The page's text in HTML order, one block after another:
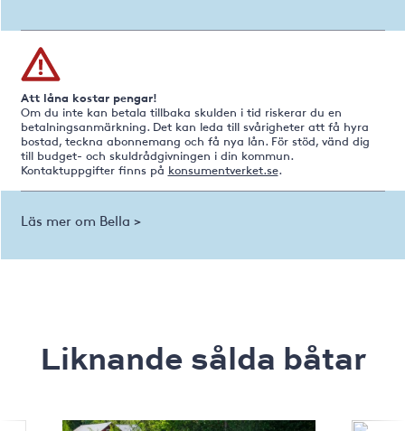
Att låna kostar pengar!
Om du inte kan betala tillbaka skulden i tid riskerar du en
betalningsanmärkning. Det kan leda till svårigheter att få hyra
bostad, teckna abonnemang och få nya lån. För stöd, vänd dig
till budget- och skuldrådgivningen i din kommun.
Kontaktuppgifter finns på konsumentverket.se.
Läs mer om Bella >
Liknande sålda båtar